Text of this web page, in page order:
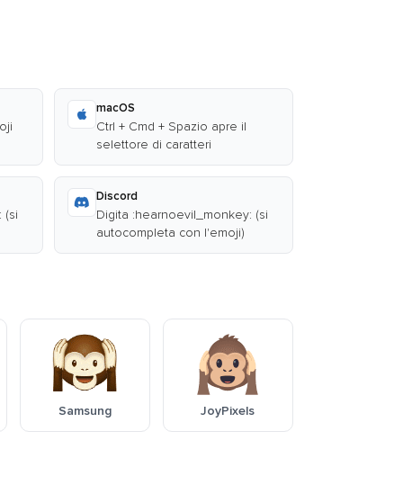
macOS
Ctrl + Cmd + Spazio apre il
selettore di caratteri
(si
Discord
Digita :hearnoevil_monkey: (si
autocompleta con l'emoji)
Samsung JoyPixels